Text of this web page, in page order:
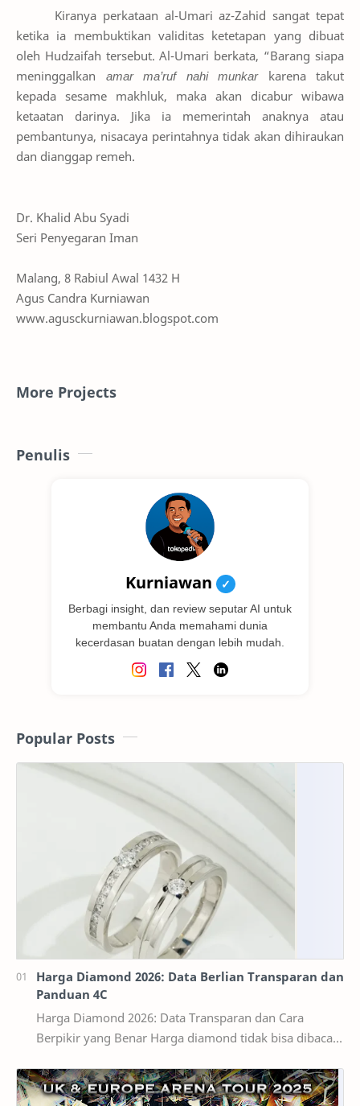
Kiranya perkataan al-Umari az-Zahid sangat tepat
ketika ia membuktikan validitas ketetapan yang dibuat
oleh Hudzaifah tersebut. Al-Umari berkata, “Barang siapa
meninggalkan amar ma’ruf nahi munkarkarena takut
kepada sesame makhluk, maka akan dicabur wibawa
ketaatan darinya. Jika ia memerintah anaknya atau
pembantunya, nisacaya perintahnya tidak akan dihiraukan
dan dianggap remeh.
Dr. Khalid Abu Syadi
Seri Penyegaran Iman
Malang, 8 Rabiul Awal 1432 H
Agus Candra Kurniawan
www.agusckurniawan.blogspot.com
More Projects
Penulis
Kurniawan ✓
Berbagi insight, dan review seputar AI untuk
membantu Anda memahami dunia
kecerdasan buatan dengan lebih mudah.
Popular Posts
Harga Diamond 2026: Data Berlian Transparan dan
Panduan 4C
Harga Diamond 2026: Data Transparan dan Cara
Berpikir yang Benar Harga diamond tidak bisa dibaca